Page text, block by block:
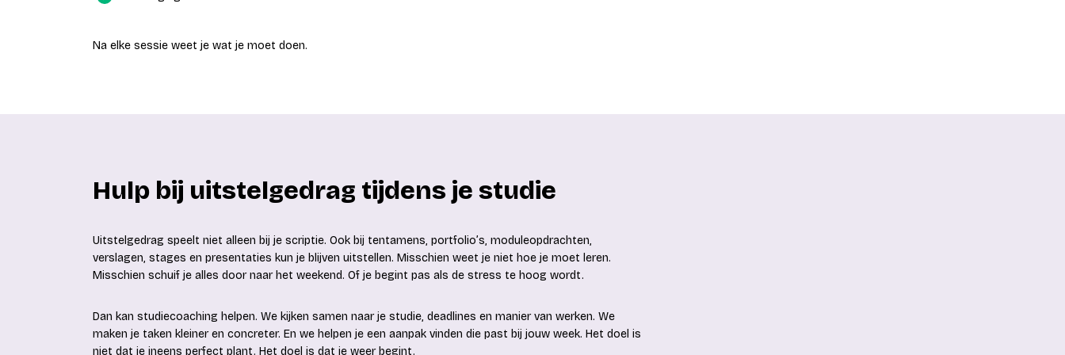
Na elke sessie weet je wat je moet doen.
Hulp bij uitstelgedrag tijdens je studie
Uitstelgedrag speelt niet alleen bij je scriptie. Ook bij tentamens, portfolio’s, moduleopdrachten,
verslagen, stages en presentaties kun je blijven uitstellen. Misschien weet je niet hoe je moet leren.
Misschien schuif je alles door naar het weekend. Of je begint pas als de stress te hoog wordt.
Dan kan studiecoaching helpen. We kijken samen naar je studie, deadlines en manier van werken. We
maken je taken kleiner en concreter. En we helpen je een aanpak vinden die past bij jouw week. Het doel is
niet dat je ineens perfect plant. Het doel is dat je weer begint.